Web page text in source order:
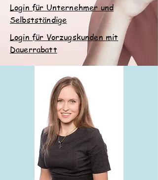
Login für Unternehmer und
Selbstständige
Login für Vorzugskunden mit
Dauerrabatt